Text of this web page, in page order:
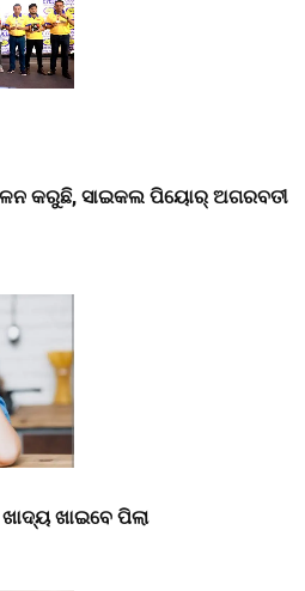
କରୁଛି, ସାଇକଲ ପିୟୋର୍‌ ଅଗରବତୀ
ଖାଇବେ ପିଲା